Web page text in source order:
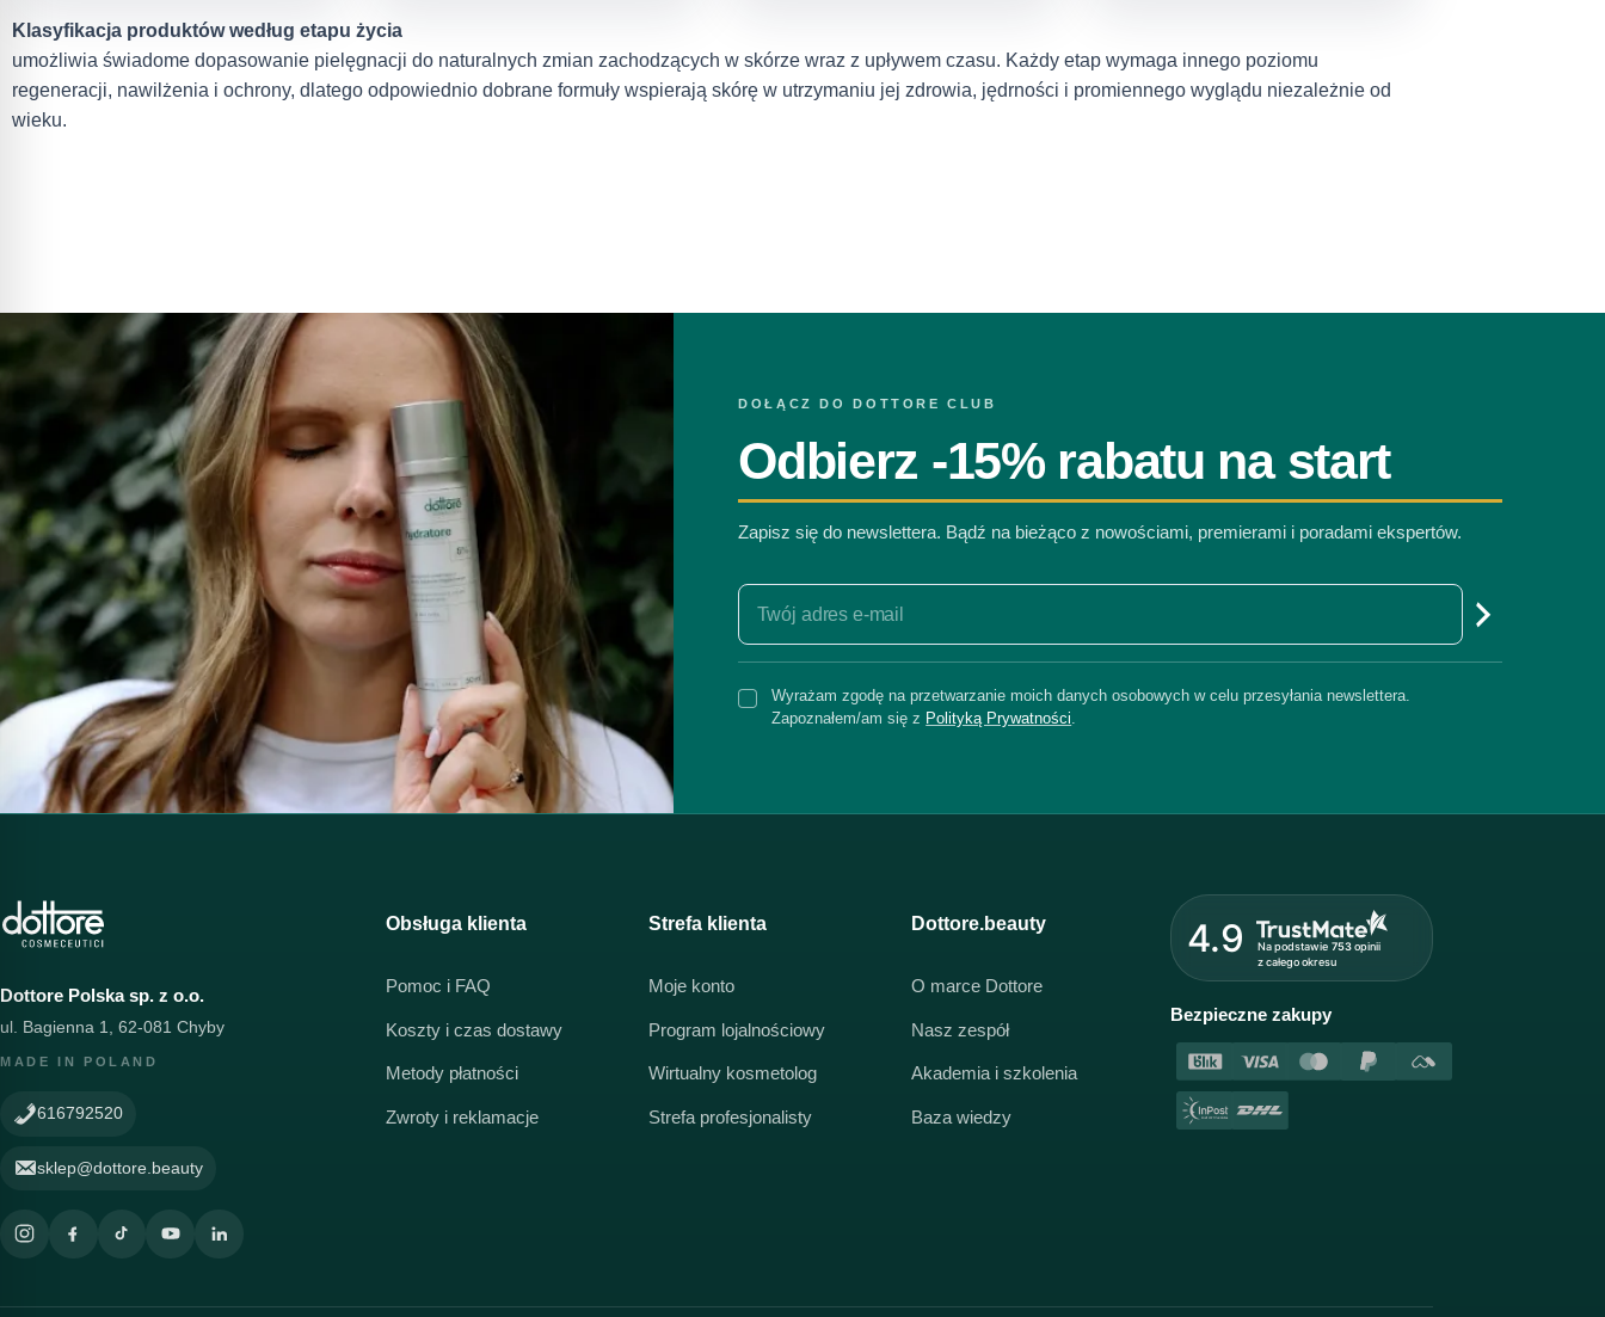
Klasyfikacja produktów według etapu życia
umożliwia świadome dopasowanie pielęgnacji do naturalnych zmian zachodzących w skórze wraz z upływem czasu. Każdy etap wymaga innego poziomu
regeneracji, nawilżenia i ochrony, dlatego odpowiednio dobrane formuły wspierają skórę w utrzymaniu jej zdrowia, jędrności i promiennego wyglądu niezależnie od
wieku.
DOŁĄCZ DO DOTTORE CLUB
Odbierz -15% rabatu na start
Zapisz się do newslettera. Bądź na bieżąco z nowościami, premierami i poradami ekspertów.
Wyrażam zgodę na przetwarzanie moich danych osobowych w celu przesyłania newslettera.
Zapoznałem/am się z Polityką Prywatności.
Dottore Polska sp. z o.o.
ul. Bagienna 1, 62-081 Chyby
MADE IN POLAND
616792520
sklep@dottore.beauty
Obsługa klienta
Pomoc i FAQ
Koszty i czas dostawy
Metody płatności
Zwroty i reklamacje
Strefa klienta
Moje konto
Program lojalnościowy
Wirtualny kosmetolog
Strefa profesjonalisty
Dottore.beauty
O marce Dottore
Nasz zespół
Akademia i szkolenia
Baza wiedzy
4.9 Na podstawie 753opinii
z całego okresu
Bezpieczne zakupy